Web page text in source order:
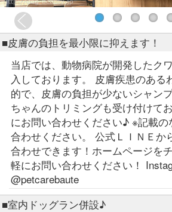
■皮膚の負担を最小限に抑えます！
当店では、動物病院が開発したク
入しております。 皮膚疾患のある
的で、皮膚の負担が少ないシャン
ちゃんのトリミングも受け付けて
にお問い合わせください♪ ※記載
合わせください。 公式ＬＩＮＥか
合わせできます！ホームページを
軽にお問い合わせください！
@petcarebaute
■室内ドッグラン併設♪